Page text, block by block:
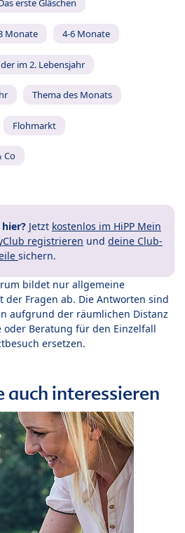
Das erste Gläschen
Monate 4-6 Monate
im 2. Lebensjahr
Thema des Monats
Flohmarkt
Co
hier? Jetzt kostenlos im HiPP Mein
registrieren und deine Club-
sichern.
bildet nur allgemeine
Fragen ab. Die Antworten sind
aufgrund der räumlichen Distanz
oder Beratung für den Einzelfall
ersetzen.
auch interessieren